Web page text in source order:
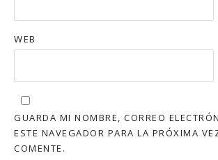
WEB
GUARDA MI NOMBRE, CORREO
ESTE NAVEGADOR PARA LA PRÓXIMA
COMENTE.